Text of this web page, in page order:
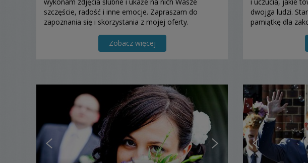
szczęście, radość i inne emocje. Zapraszam do
zapoznania się i skorzystania z mojej oferty.
Zobacz więcej
dwojga ludzi.
pamiątkę dla